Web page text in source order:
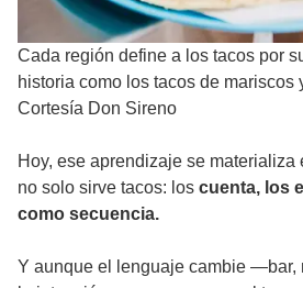
Cada región define a los tacos por
historia como los tacos de mariscos
Cortesía Don Sireno
Hoy, ese aprendizaje se materializa
no solo sirve tacos: los cuenta, los
como secuencia.
Y aunque el lenguaje cambie